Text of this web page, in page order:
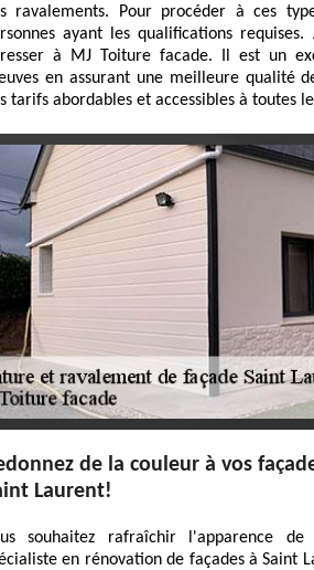
ravalements. Pour procéder à ces
ayant les qualifications
à MJ Toiture facade. Il est un
en assurant une meilleure qualité
tarifs abordables et accessibles à toutes
de la couleur à vos
Laurent!
souhaitez rafraîchir l'apparence
en rénovation de façades à Saint